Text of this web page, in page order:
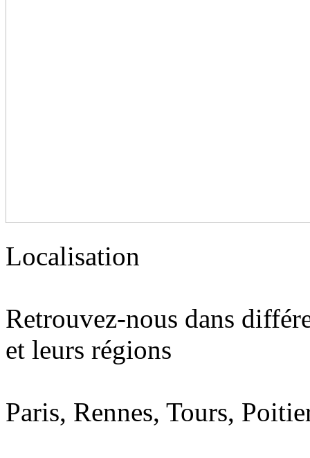
Localisation
Retrouvez-nous dans
et leurs régions
Paris, Rennes, Tours,